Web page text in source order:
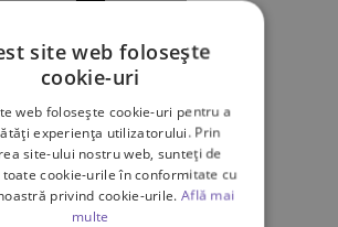
site web folosește
cookie-uri
web folosește cookie-uri pentru a
experiența utilizatorului. Prin
site-ului nostru web, sunteți de
toate cookie-urile în conformitate cu
privind cookie-urile.Află mai
multe